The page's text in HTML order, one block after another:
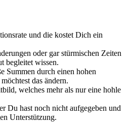
und die kostet Dich ein
oder gar stürmischen Zeiten
begleitet wissen.
Summen durch einen hohen
das ändern.
welches mehr als nur eine hohle
Du hast noch nicht aufgegeben und
Unterstützung.